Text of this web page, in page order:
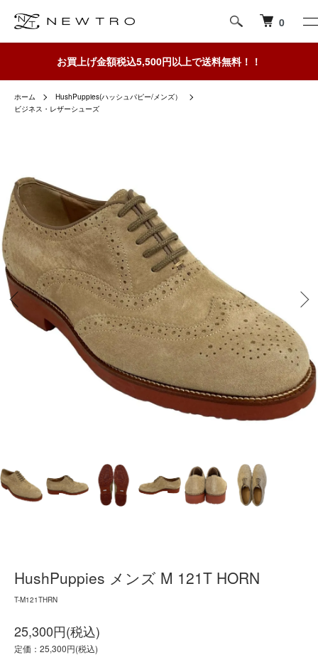
0
お買上げ金額税込5,500円以上で送料無料！！
ホーム
HushPuppies(ハッシュパピー/メンズ）
ビジネス・レザーシューズ
HushPuppies メンズ M 121T HORN
T-M121THRN
25,300円(税込)
定価：25,300円(税込)